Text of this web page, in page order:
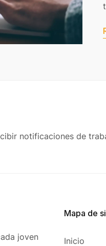
notificaciones de
joven
Mapa de
Inicio